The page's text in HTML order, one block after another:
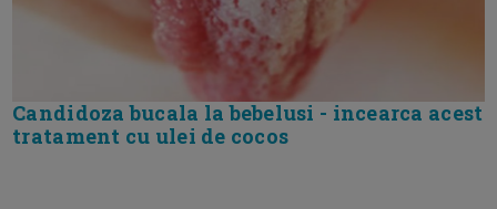
Candidoza bucala la bebelusi - incearca acest
tratament cu ulei de cocos